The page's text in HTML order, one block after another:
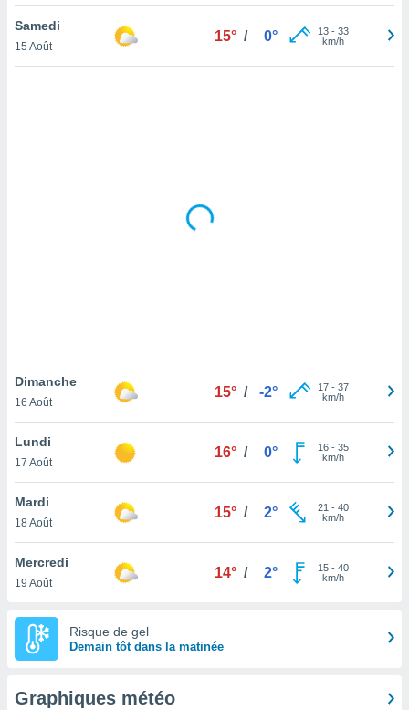
de
pas
de
à
cas,
que
sur le
et que
Samedi
15 Août
15° / 0° 13- 33
km/h
Dimanche
16 Août
15° / -2° 17- 37
km/h
Lundi
17 Août
16° / 0° 16- 35
km/h
Mardi
18 Août
15° / 2° 21 - 40
km/h
Mercredi
19 Août
14° / 2° 15- 40
km/h
Risque de gel
Demain tôt dans la matinée
Graphiques météo